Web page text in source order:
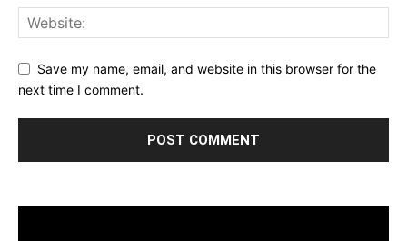
Save my name, email, and website in this browser for the
next time I comment.